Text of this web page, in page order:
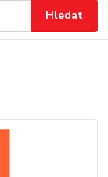
Hledat